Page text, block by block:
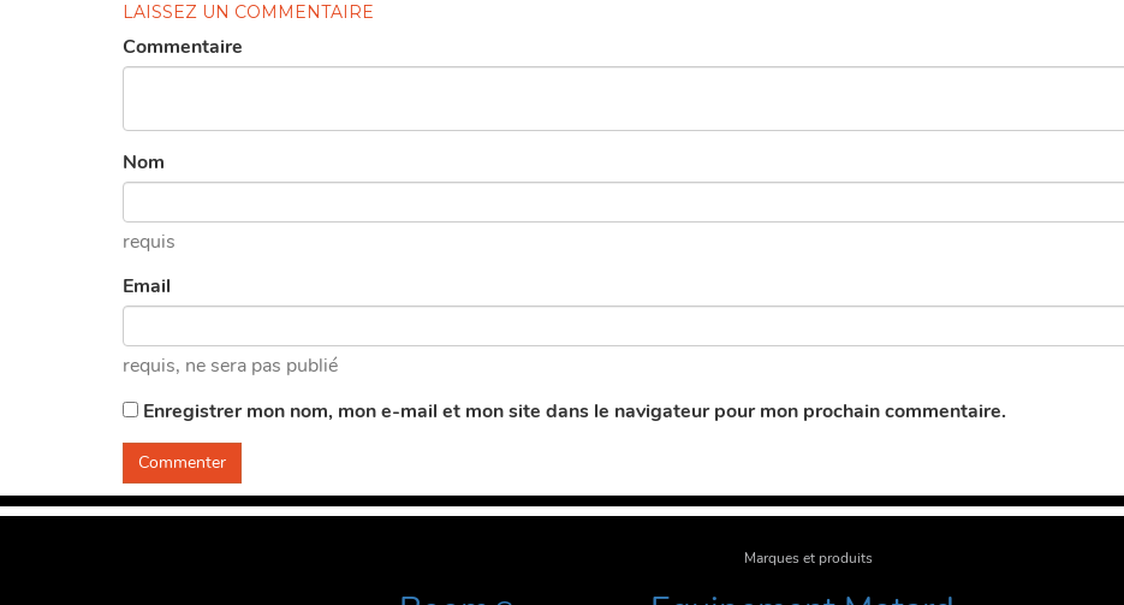
LAISSEZ UN COMMENTAIRE
Commentaire
Nom
requis
Email
requis, ne sera pas publié
Enregistrer mon nom, mon e-mail et mon site dans le navigateur pour mon prochain commentaire.
Marques et produits